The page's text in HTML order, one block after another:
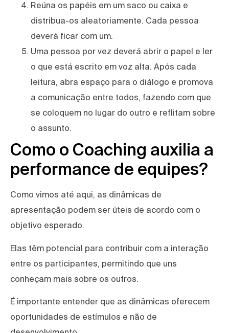
Reúna os papéis em um saco ou caixa e
distribua-os aleatoriamente. Cada pessoa
deverá ficar com um.
Uma pessoa por vez deverá abrir o papel e ler
o que está escrito em voz alta. Após cada
leitura, abra espaço para o diálogo e promova
a comunicação entre todos, fazendo com que
se coloquem no lugar do outro e reflitam sobre
o assunto.
Como o Coaching auxilia a
performance de equipes?
Como vimos até aqui, as dinâmicas de
apresentação podem ser úteis de acordo com o
objetivo esperado.
Elas têm potencial para contribuir com a interação
entre os participantes, permitindo que uns
conheçam mais sobre os outros.
É importante entender que as dinâmicas oferecem
oportunidades de estímulos e não de